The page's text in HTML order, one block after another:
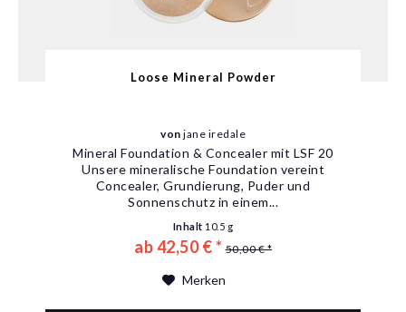
Loose Mineral Powder
vonjane iredale
Mineral Foundation & Concealer mit LSF 20
Unsere mineralische Foundation vereint
Concealer, Grundierung, Puder und
Sonnenschutz in einem...
Inhalt 10.5 g
ab 42,50 € * 50,00 € *
Merken